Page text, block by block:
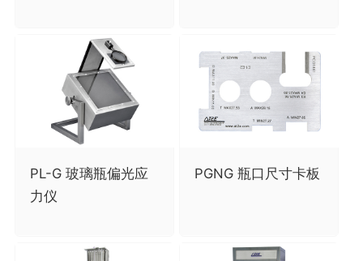
PL-G 玻璃瓶偏光应
力仪
PGNG 瓶口尺寸卡板